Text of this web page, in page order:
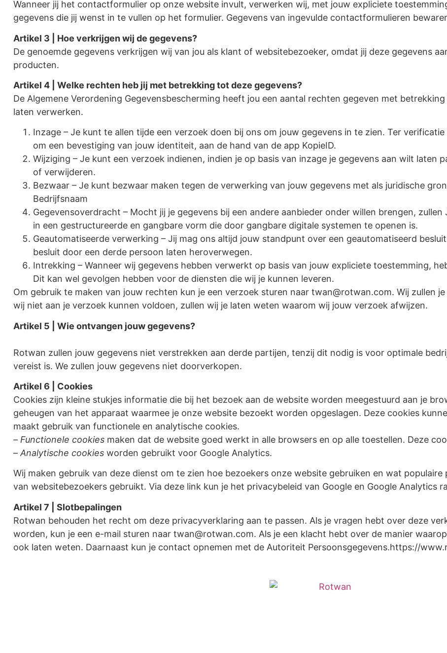
Wanneer jij het contactformulier op onze website invult, verwerken wij, met jouw expliciete
gegevens die jij wenst in te vullen op het formulier. Gegevens van ingevulde contactformulieren
Artikel 3 | Hoe verkrijgen wij de gegevens?
De genoemde gegevens verkrijgen wij van jou als klant of websitebezoeker, omdat jij deze gegevens
producten.
Artikel 4 | Welke rechten heb jij met betrekking tot deze gegevens?
De Algemene Verordening Gegevensbescherming heeft jou een aantal rechten gegeven met
laten verwerken.
Inzage – Je kunt te allen tijde een verzoek doen bij ons om jouw gegevens in te zien. Ter
om een bevestiging van jouw identiteit, aan de hand van de app KopieID.
Wijziging – Je kunt een verzoek indienen, indien je op basis van inzage je gegevens aan wilt laten
of verwijderen.
Bezwaar – Je kunt bezwaar maken tegen de verwerking van jouw gegevens met als juridische
Bedrijfsnaam
Gegevensoverdracht – Mocht jij je gegevens bij een andere aanbieder onder willen brengen,
in een gestructureerde en gangbare vorm die door gangbare digitale systemen te openen is.
Geautomatiseerde verwerking – Jij mag ons altijd jouw standpunt over een geautomatiseerd
besluit door een derde persoon laten heroverwegen.
Intrekking – Wanneer wij gegevens hebben verwerkt op basis van jouw expliciete toestemming,
Dit kan wel gevolgen hebben voor de diensten die wij je kunnen leveren.
Om gebruik te maken van jouw rechten kun je een verzoek sturen naar twan@rotwan.com. Wij zullen
wij niet aan je verzoek kunnen voldoen, zullen wij je laten weten waarom wij jouw verzoek afwijzen.
Artikel 5 | Wie ontvangen jouw gegevens?
Rotwan zullen jouw gegevens niet verstrekken aan derde partijen, tenzij dit nodig is voor optimale
vereist is. We zullen jouw gegevens niet doorverkopen.
Artikel 6 | Cookies
Cookies zijn kleine stukjes informatie die bij het bezoek aan de website worden meegestuurd aan je
geheugen van het apparaat waarmee je onze website bezoekt worden opgeslagen. Deze cookies
maakt gebruik van functionele en analytische cookies.
– Functionele cookies maken dat de website goed werkt in alle browsers en op alle toestellen. Deze
– Analytische cookies worden gebruikt voor Google Analytics.
Wij maken gebruik van deze dienst om te zien hoe bezoekers onze website gebruiken en wat populaire
van websitebezoekers gebruikt. Via deze link kun je het privacybeleid van Google en Google Analytics
Artikel 7 | Slotbepalingen
Rotwan behouden het recht om deze privacyverklaring aan te passen. Als je vragen hebt over deze
worden, kun je een e-mail sturen naar twan@rotwan.com. Als je een klacht hebt over de manier
ook laten weten. Daarnaast kun je contact opnemen met de Autoriteit Persoonsgegevens.https://